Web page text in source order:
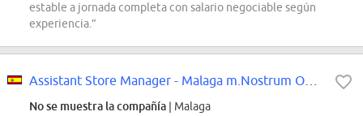
estable a jornada completa con salario negociable según
experiencia.”
No se muestra la compañía | Malaga